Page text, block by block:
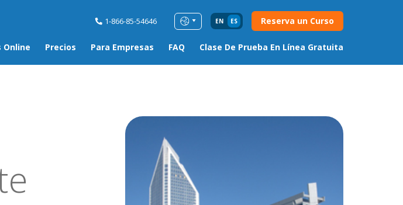
1-866-85-54646 EN ES Reserva un Curso
Online Precios Para Empresas FAQ Clase De Prueba En Línea Gratuita